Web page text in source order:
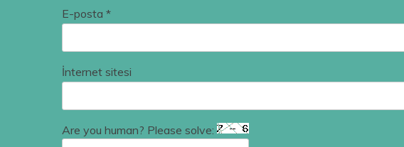
E-posta *
İnternet sitesi
Are you human? Please solve: